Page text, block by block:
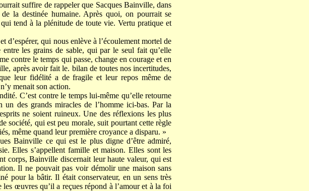
suffire de rappeler que Sacques Bainville, dans
la destinée humaine. Après quoi, on pourrait se
tend à la plénitude de toute vie. Vertu pratique et
d’espérer, qui nous enlève à l’écoulement mortel de
les grains de sable, qui par le seul fait qu’elle
contre le temps qui passe, change en courage et en
après avoir fait le. bilan de toutes nos incertitudes,
leur fidélité a de fragile et leur repos même de
menait son action.
C’est contre le temps lui-même qu’elle retourne
des grands miracles de l’homme ici-bas. Par la
ne soient ruineux. Une des réflexions les plus
société, qui est peu morale, suit pourtant cette règle
même quand leur première croyance a disparu. »
Bainville ce qui est le plus digne d’être admiré,
Elles s’appellent famille et maison. Elles sont les
corps, Bainville discernait leur haute valeur, qui est
Il ne pouvait pas voir démolir une maison sans
pour la bâtir. Il était conservateur, en un sens très
œuvres qu’il a reçues répond à l’amour et à la foi